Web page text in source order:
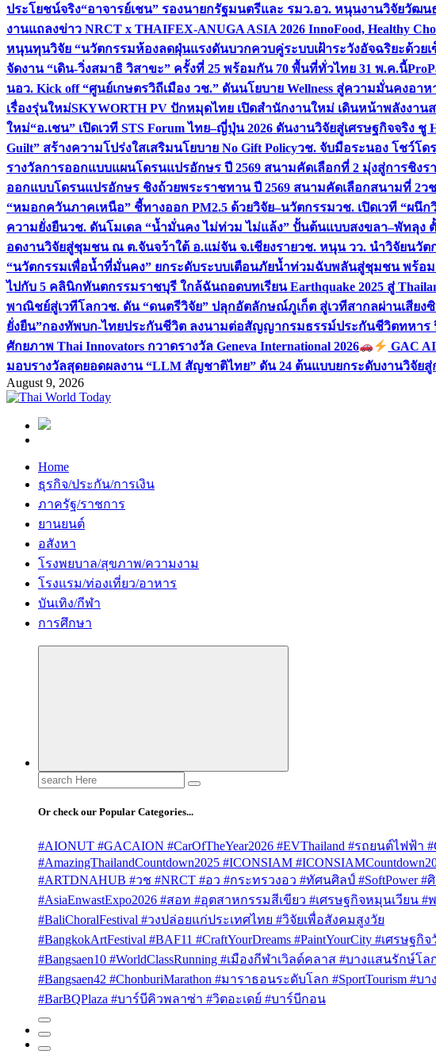
ประโยชน์จริง“อาจารย์เชน” รองนายกรัฐมนตรีและ รมว.อว. หนุนงานวิจัยวั
งานแถลงข่าว NRCT x THAIFEX-ANUGA ASIA 2026 InnoFood, Healthy
หนุนทุนวิจัย “นวัตกรรมห้องลดฝุ่นแรงดันบวกควบคู่ระบบเฝ้าระวังอัจฉริยะด้วย
จัดงาน “เดิน-วิ่งสมาธิ วิสาขะ” ครั้งที่ 25 พร้อมกัน 70 พื้นที่ทั่วไทย 31 พ.ค.นี้
นอว. Kick off “ศูนย์เกษตรวิถีเมือง วช.” ดันนโยบาย Wellness สู่ความมั่นคงอาห
เรื่องรุ่นใหม่SKYWORTH PV ปักหมุดไทย เปิดสำนักงานใหม่ เดินหน้าพลังงาน
ใหม่“อ.เชน” เปิดเวที STS Forum ไทย–ญี่ปุ่น 2026 ดันงานวิจัยสู่เศรษฐกิจจริง
Guilt” สร้างความโปร่งใสเสริมนโยบาย No Gift Policyวช. จับมือระนอง โชว์โด
รางวัลการออกแบบแผนโดรนแปรอักษร ปี 2569 สนามคัดเลือกที่ 2 มุ่งสู่การชิง
ออกแบบโดรนแปรอักษร ชิงถ้วยพระราชทาน ปี 2569 สนามคัดเลือกสนามที่ 2ว
“หมอกควันภาคเหนือ” ชี้ทางออก PM2.5 ด้วยวิจัย–นวัตกรรมวช. เปิดเวที “ผนึ
ความยั่งยืนวช. ดันโมเดล “น้ำมั่นคง ไม่ท่วม ไม่แล้ง” ปั้นต้นแบบสงขลา–พัทลุง
อดงานวิจัยสู่ชุมชน ณ ต.จันจว้าใต้ อ.แม่จัน จ.เชียงรายวช. หนุน วว. นำวิจัยนวั
“นวัตกรรมเพื่อน้ำที่มั่นคง” ยกระดับระบบเตือนภัยน้ำท่วมฉับพลันสู่ชุมชน พร้อ
ไปกับ 5 คลินิกทันตกรรมราชบุรี ใกล้ฉันถอดบทเรียน Earthquake 2025 สู่
พาณิชย์สู่เวทีโลกวช. ดัน “ดนตรีวิจัย” ปลุกอัตลักษณ์ภูเก็ต สู่เวทีสากลผ่านเสียง
ยั่งยืน”กองทัพบก-ไทยประกันชีวิต ลงนามต่อสัญญากรมธรรม์ประกันชีวิตทหาร
ศักยภาพ Thai Innovators กวาดรางวัล Geneva International 2026
GAC
มอบรางวัลสุดยอดผลงาน “LLM สัญชาติไทย” ดัน 24 ต้นแบบยกระดับงานวิจัยสู่
August 9, 2026
Home
ธุรกิจ/ประกัน/การเงิน
ภาครัฐ/ราชการ
ยานยนต์
อสังหา
โรงพยบาล/สุขภาพ/ความงาม
โรงแรม/ท่องเที่ยว/อาหาร
บันเทิง/กีฬา
การศึกษา
Search
for:
Or check our Popular Categories...
#AIONUT #GACAION #CarOfTheYear2026 #EVThailand #รถยนต์ไฟฟ้า
#AmazingThailandCountdown2025 #ICONSIAM
#ARTDNAHUB #วช #NRCT #อว #กระทรวงอว #ทัศนศิลป์ #SoftPower
#AsiaEnwastExpo2026 #สอท #อุตสาหกรรมสีเขียว #เศรษฐกิจหมุนเวียน #
#BaliChoralFestival #วงปล่อยแก่ประเทศไทย #วิจัยเพื่อสังคมสูงวัย
#BangkokArtFestival #BAF11 #CraftYourDreams #PaintYourCity #เศร
#Bangsaen10 #WorldClassRunning #เมืองกีฬาเวิลด์คลาส #บางแสนรักษ์โล
#Bangsaen42 #ChonburiMarathon #มาราธอนระดับโลก
#BarBQPlaza #บาร์บีคิวพลาซ่า #วิตอะเดย์ #บาร์บีกอน